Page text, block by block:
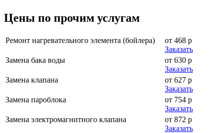
Цены по прочим услугам
Ремонт нагревательного элемента (бойлера)
от 468 р
Заказать
Замена бака воды
от 630 р
Заказать
Замена клапана
от 627 р
Заказать
Замена пароблока
от 754 р
Заказать
Замена электромагнитного клапана
от 872 р
Заказать